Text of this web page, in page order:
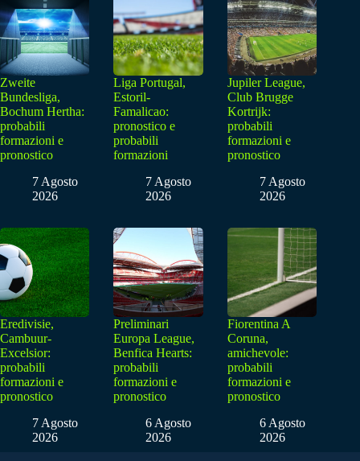
Zweite
Bundesliga,
Bochum Hertha:
probabili
formazioni e
pronostico
7 Agosto
2026
Liga Portugal,
Estoril-
Famalicao:
pronostico e
probabili
formazioni
7 Agosto
2026
Jupiler League,
Club Brugge
Kortrijk:
probabili
formazioni e
pronostico
7 Agosto
2026
Eredivisie,
Cambuur-
Excelsior:
probabili
formazioni e
pronostico
7 Agosto
2026
Preliminari
Europa League,
Benfica Hearts:
probabili
formazioni e
pronostico
6 Agosto
2026
Fiorentina A
Coruna,
amichevole:
probabili
formazioni e
pronostico
6 Agosto
2026